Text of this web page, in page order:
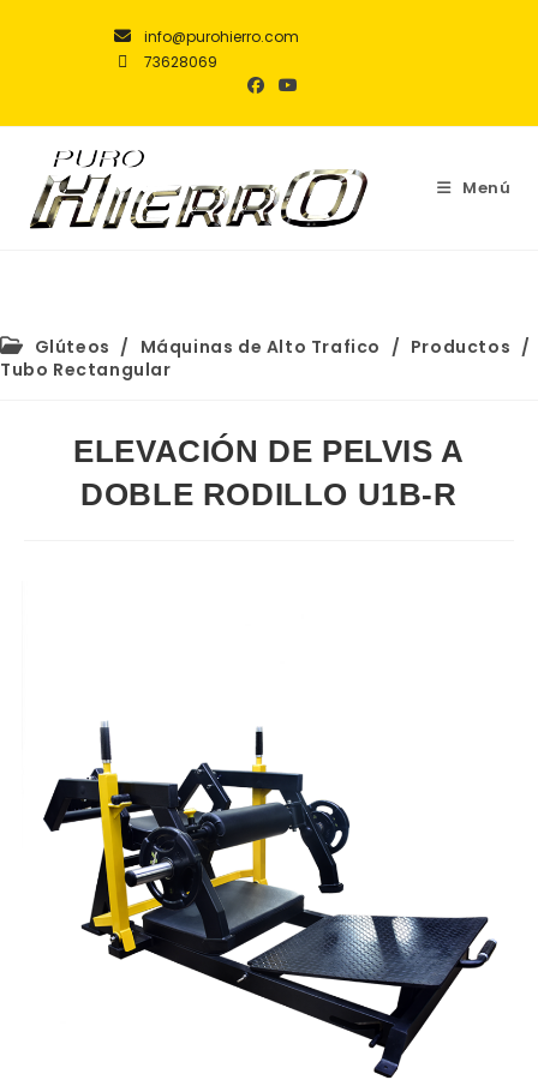
info@purohierro.com
73628069
Menú
Glúteos / Máquinas de Alto Trafico / Productos /
Tubo Rectangular
ELEVACIÓN DE PELVIS A
DOBLE RODILLO U1B-R